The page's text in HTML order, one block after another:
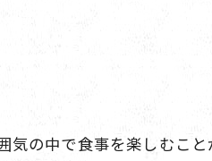
の中で食事を楽しむこ